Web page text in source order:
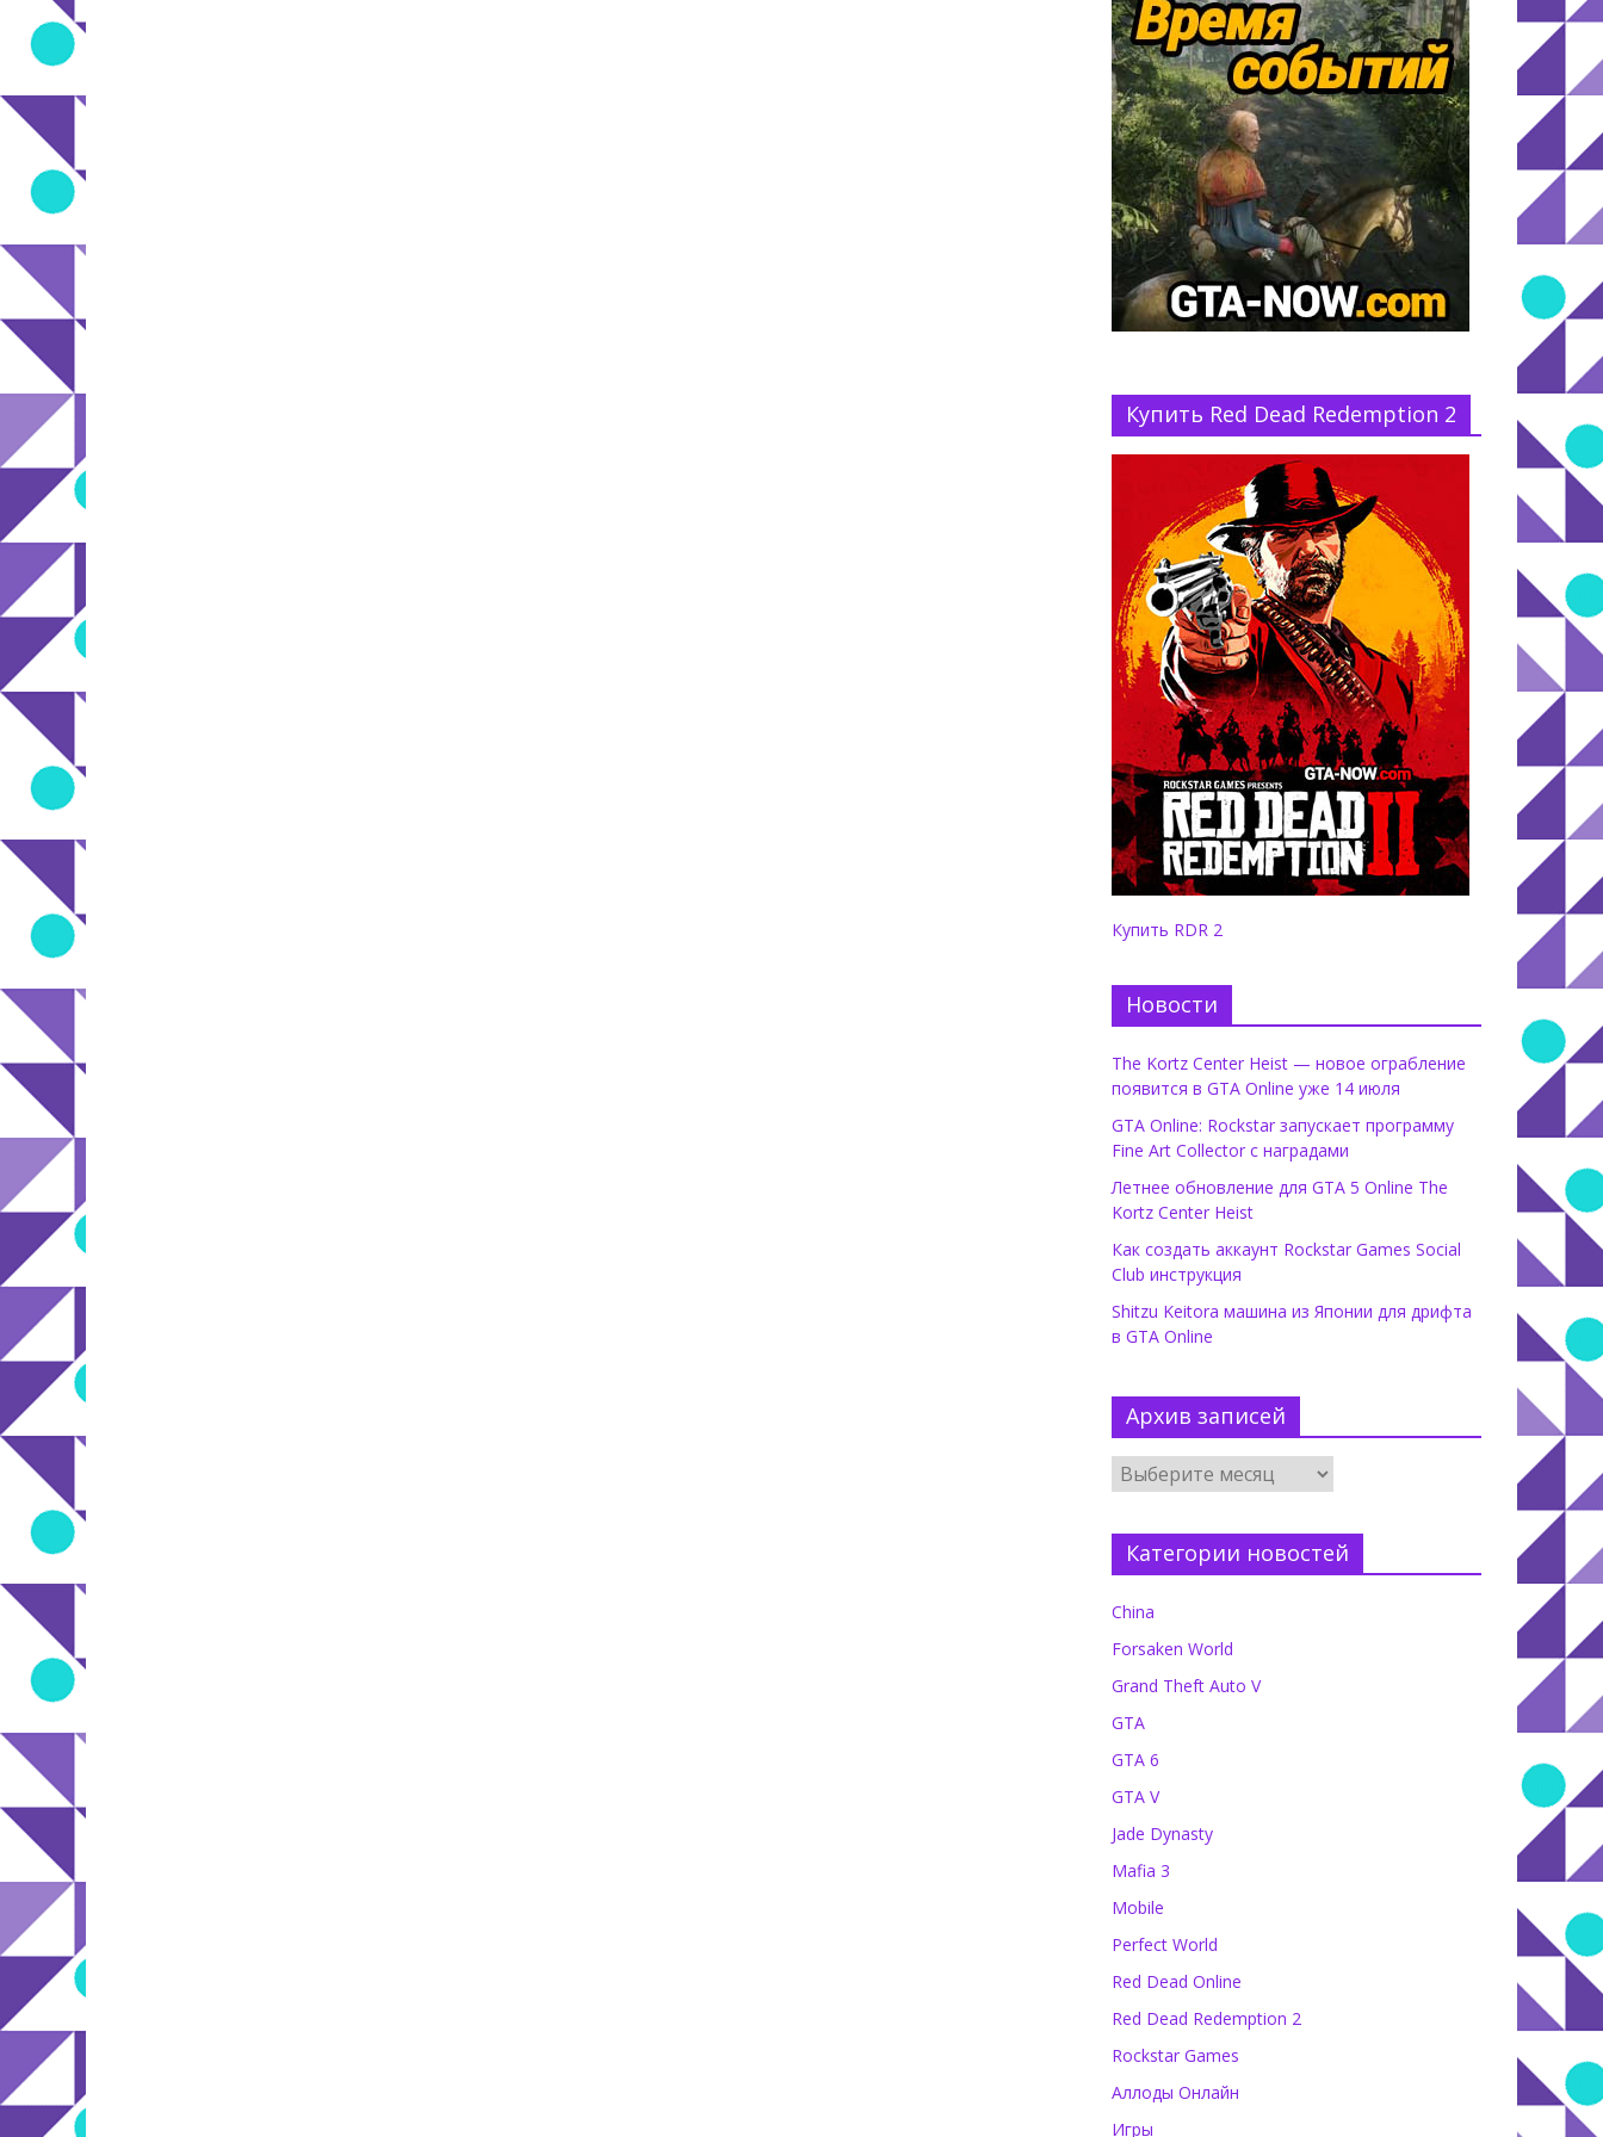
Купить Red Dead Redemption 2
Купить RDR 2
Новости
The Kortz Center Heist — новое ограбление
появится в GTA Online уже 14 июля
GTA Online: Rockstar запускает программу
Fine Art Collector с наградами
Летнее обновление для GTA 5 Online The
Kortz Center Heist
Как создать аккаунт Rockstar Games Social
Club инструкция
Shitzu Keitora машина из Японии для дрифта
в GTA Online
Архив записей
Категории новостей
China
Forsaken World
Grand Theft Auto V
GTA
GTA 6
GTA V
Jade Dynasty
Mafia 3
Mobile
Perfect World
Red Dead Online
Red Dead Redemption 2
Rockstar Games
Аллоды Онлайн
Игры